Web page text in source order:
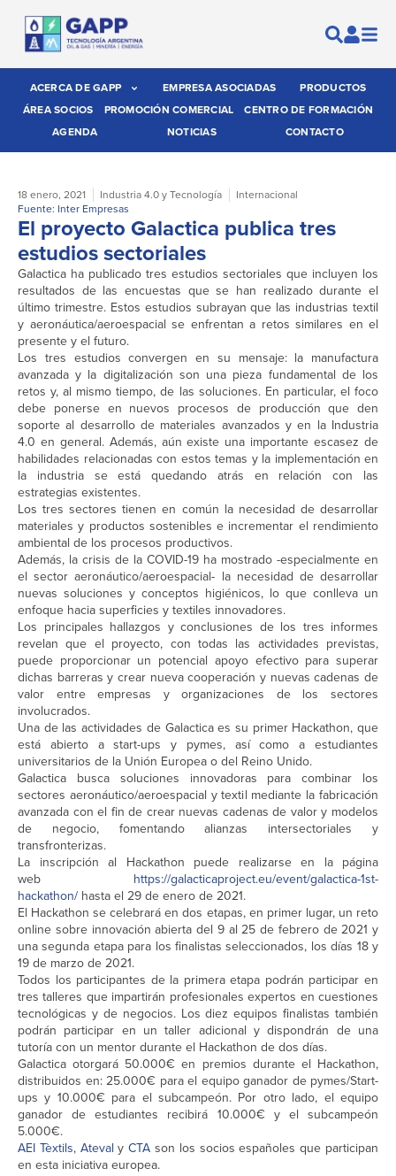
ACERCA DE GAPP EMPRESA ASOCIADAS
PRODUCTOS
ÁREA SOCIOS
PROMOCIÓN COMERCIAL
CENTRO DE FORMACIÓN
AGENDA
NOTICIAS CONTACTO
18 enero, 2021 Industria 4.0 y Tecnología
Internacional
Fuente: Inter Empresas
El proyecto Galactica publica tres
estudios sectoriales
Galactica ha publicado tres estudios sectoriales que incluyen los
resultados de las encuestas que se han realizado durante el
último trimestre. Estos estudios subrayan que las industrias textil
y aeronáutica/aeroespacial se enfrentan a retos similares en el
presente y el futuro.
Los tres estudios convergen en su mensaje: la manufactura
avanzada y la digitalización son una pieza fundamental de los
retos y, al mismo tiempo, de las soluciones. En particular, el foco
debe ponerse en nuevos procesos de producción que den
soporte al desarrollo de materiales avanzados y en la Industria
4.0 en general. Además, aún existe una importante escasez de
habilidades relacionadas con estos temas y la implementación en
la industria se está quedando atrás en relación con las
estrategias existentes.
Los tres sectores tienen en común la necesidad de desarrollar
materiales y productos sostenibles e incrementar el rendimiento
ambiental de los procesos productivos.
Además, la crisis de la COVID-19 ha mostrado -especialmente en
el sector aeronáutico/aeroespacial- la necesidad de desarrollar
nuevas soluciones y conceptos higiénicos, lo que conlleva un
enfoque hacia superficies y textiles innovadores.
Los principales hallazgos y conclusiones de los tres informes
revelan que el proyecto, con todas las actividades previstas,
puede proporcionar un potencial apoyo efectivo para superar
dichas barreras y crear nueva cooperación y nuevas cadenas de
valor entre empresas y organizaciones de los sectores
involucrados.
Una de las actividades de Galactica es su primer Hackathon, que
está abierto a start-ups y pymes, así como a estudiantes
universitarios de la Unión Europea o del Reino Unido.
Galactica busca soluciones innovadoras para combinar los
sectores aeronáutico/aeroespacial y textil mediante la fabricación
avanzada con el fin de crear nuevas cadenas de valor y modelos
de negocio, fomentando alianzas intersectoriales y
transfronterizas.
La inscripción al Hackathon puede realizarse en la página
web https://galacticaproject.eu/event/galactica-1st-
hackathon/ hasta el 29 de enero de 2021.
El Hackathon se celebrará en dos etapas, en primer lugar, un reto
online sobre innovación abierta del 9 al 25 de febrero de 2021 y
una segunda etapa para los finalistas seleccionados, los días 18 y
19 de marzo de 2021.
Todos los participantes de la primera etapa podrán participar en
tres talleres que impartirán profesionales expertos en cuestiones
tecnológicas y de negocios. Los diez equipos finalistas también
podrán participar en un taller adicional y dispondrán de una
tutoría con un mentor durante el Hackathon de dos días.
Galactica otorgará 50.000€ en premios durante el Hackathon,
distribuidos en: 25.000€ para el equipo ganador de pymes/Start-
ups y 10.000€ para el subcampeón. Por otro lado, el equipo
ganador de estudiantes recibirá 10.000€ y el subcampeón
5.000€.
AEI Tèxtils, Ateval yCTA son los socios españoles que participan
en esta iniciativa europea.